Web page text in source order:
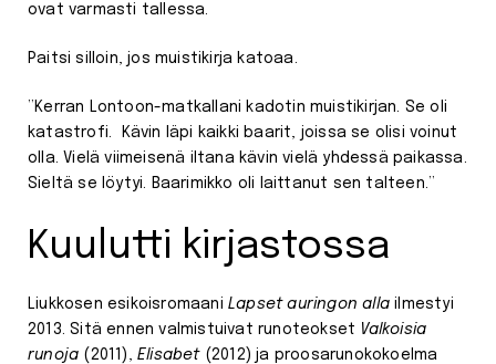
ovat varmasti tallessa.
Paitsi silloin, jos muistikirja katoaa.
”Kerran Lontoon-matkallani kadotin muistikirjan. Se oli
katastrofi. Kävin läpi kaikki baarit, joissa se olisi voinut
olla. Vielä viimeisenä iltana kävin vielä yhdessä paikassa.
Sieltä se löytyi. Baarimikko oli laittanut sen talteen.”
Kuulutti kirjastossa
Liukkosen esikoisromaani Lapset auringon alla ilmestyi
2013. Sitä ennen valmistuivat runoteokset Valkoisia
runoja (2011),Elisabet (2012) ja proosarunokokoelma